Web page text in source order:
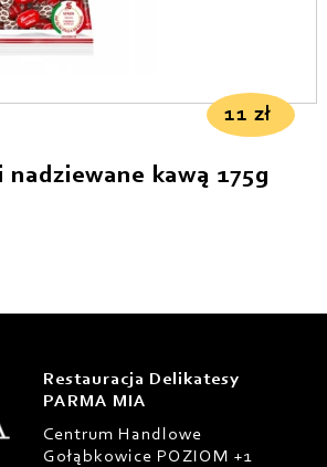
11 zł
kawą 175g
Restauracja Delikatesy
PARMA MIA
Centrum Handlowe
Gołąbkowice POZIOM +1